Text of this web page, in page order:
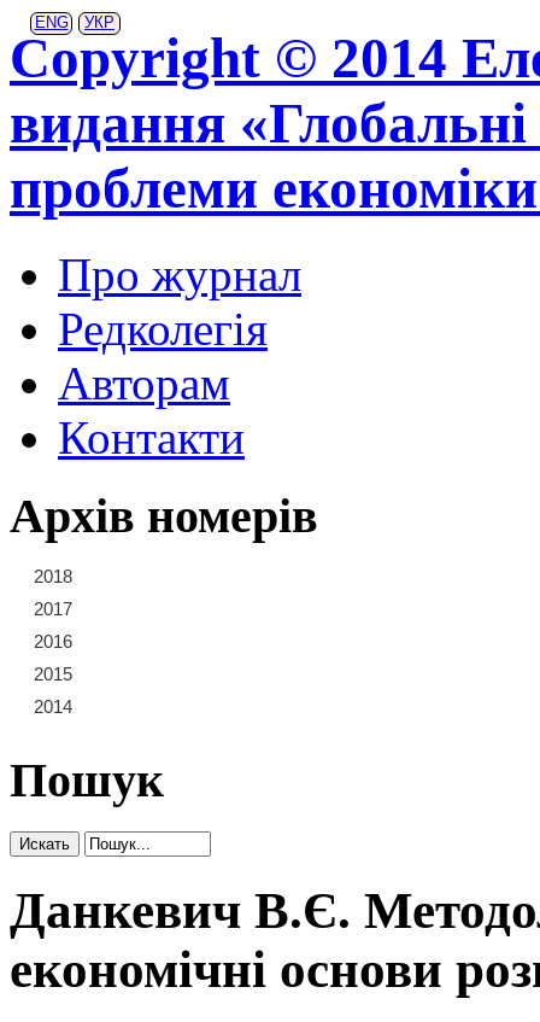
ENG УКР
Copyright © 2014
видання «Глобальні
проблеми
Про журнал
Редколегія
Авторам
Контакти
Архів номерів
2018
2017
2016
2015
2014
Пошук
Данкевич В.Є.
економічні основи